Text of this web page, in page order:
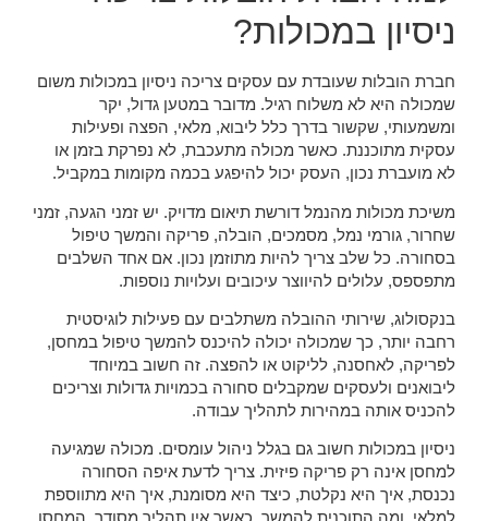
ניסיון במכולות?
חברת הובלות שעובדת עם עסקים צריכה ניסיון במכולות משום
שמכולה היא לא משלוח רגיל. מדובר במטען גדול, יקר
ומשמעותי, שקשור בדרך כלל ליבוא, מלאי, הפצה ופעילות
עסקית מתוכננת. כאשר מכולה מתעכבת, לא נפרקת בזמן או
לא מועברת נכון, העסק יכול להיפגע בכמה מקומות במקביל.
משיכת מכולות מהנמל דורשת תיאום מדויק. יש זמני הגעה, זמני
שחרור, גורמי נמל, מסמכים, הובלה, פריקה והמשך טיפול
בסחורה. כל שלב צריך להיות מתוזמן נכון. אם אחד השלבים
מתפספס, עלולים להיווצר עיכובים ועלויות נוספות.
בנקסולוג, שירותי ההובלה משתלבים עם פעילות לוגיסטית
רחבה יותר, כך שמכולה יכולה להיכנס להמשך טיפול במחסן,
לפריקה, לאחסנה, לליקוט או להפצה. זה חשוב במיוחד
ליבואנים ולעסקים שמקבלים סחורה בכמויות גדולות וצריכים
להכניס אותה במהירות לתהליך עבודה.
ניסיון במכולות חשוב גם בגלל ניהול עומסים. מכולה שמגיעה
למחסן אינה רק פריקה פיזית. צריך לדעת איפה הסחורה
נכנסת, איך היא נקלטת, כיצד היא מסומנת, איך היא מתווספת